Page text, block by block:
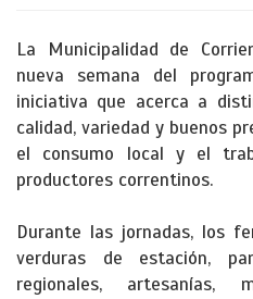
La Municipalidad de
nueva semana del
iniciativa que acerca a
calidad, variedad y buenos
el consumo local y el
productores correntinos.
Durante las jornadas, los
verduras de estación,
regionales, artesanías,